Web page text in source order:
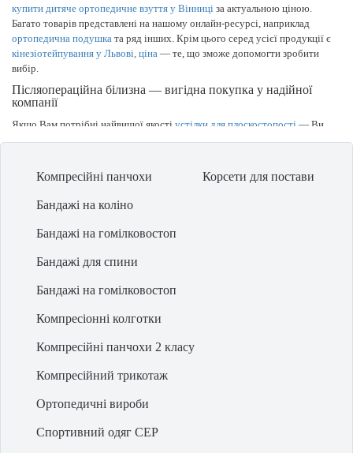
купити дитяче ортопедичне взуття у Вінниці за актуальною ціною.
Багато товарів представлені на нашому онлайн-ресурсі, наприклад
ортопедична подушка та ряд інших. Крім цього серед усієї продукції є
кінезіотейпування у Львові, ціна — те, що зможе допомогти зробити
вибір.
Післяопераційна білизна — вигідна покупка у надійної
компанії
Якщо Вам потрібні найвищої якості устілки для плоскостопості — Ви
вибрали правильне місце. Широкий каталог містить товари, якфіксатор
найбільш вигідна ціна ортопедичних подушок
куточками країни. Надійнийкорсет для хребталегко стане придбанням,
про яке Ви не пошкодуєте.
Компресійні панчохи Корсети для постави
Бандажі на коліно
Бандажі на гомілковостоп
Бандажі для спини
Бандажі на гомілковостоп
Компресіонні колготки
Компресійні панчохи 2 класу
Компресійний трикотаж
Ортопедичні вироби
Спортивний одяг CEP